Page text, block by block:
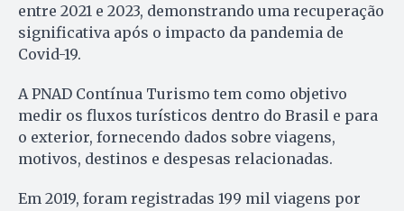
entre 2021 e 2023, demonstrando uma recuperação
significativa após o impacto da pandemia de
Covid-19.
A PNAD Contínua Turismo tem como objetivo
medir os fluxos turísticos dentro do Brasil e para
o exterior, fornecendo dados sobre viagens,
motivos, destinos e despesas relacionadas.
Em 2019, foram registradas 199 mil viagens por